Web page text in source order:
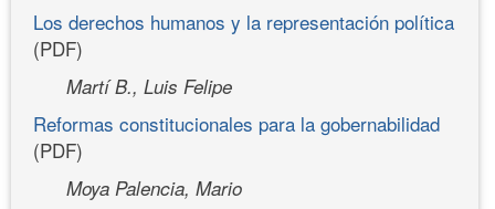
Los derechos humanos y la representación política
(PDF)
Martí B., Luis Felipe
Reformas constitucionales para la gobernabilidad
(PDF)
Moya Palencia, Mario